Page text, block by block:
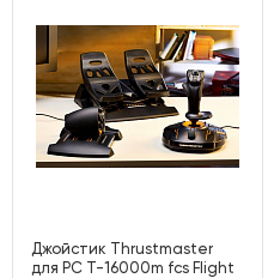
Джойстик Thrustmaster
для PC T-16000m fcs Flight